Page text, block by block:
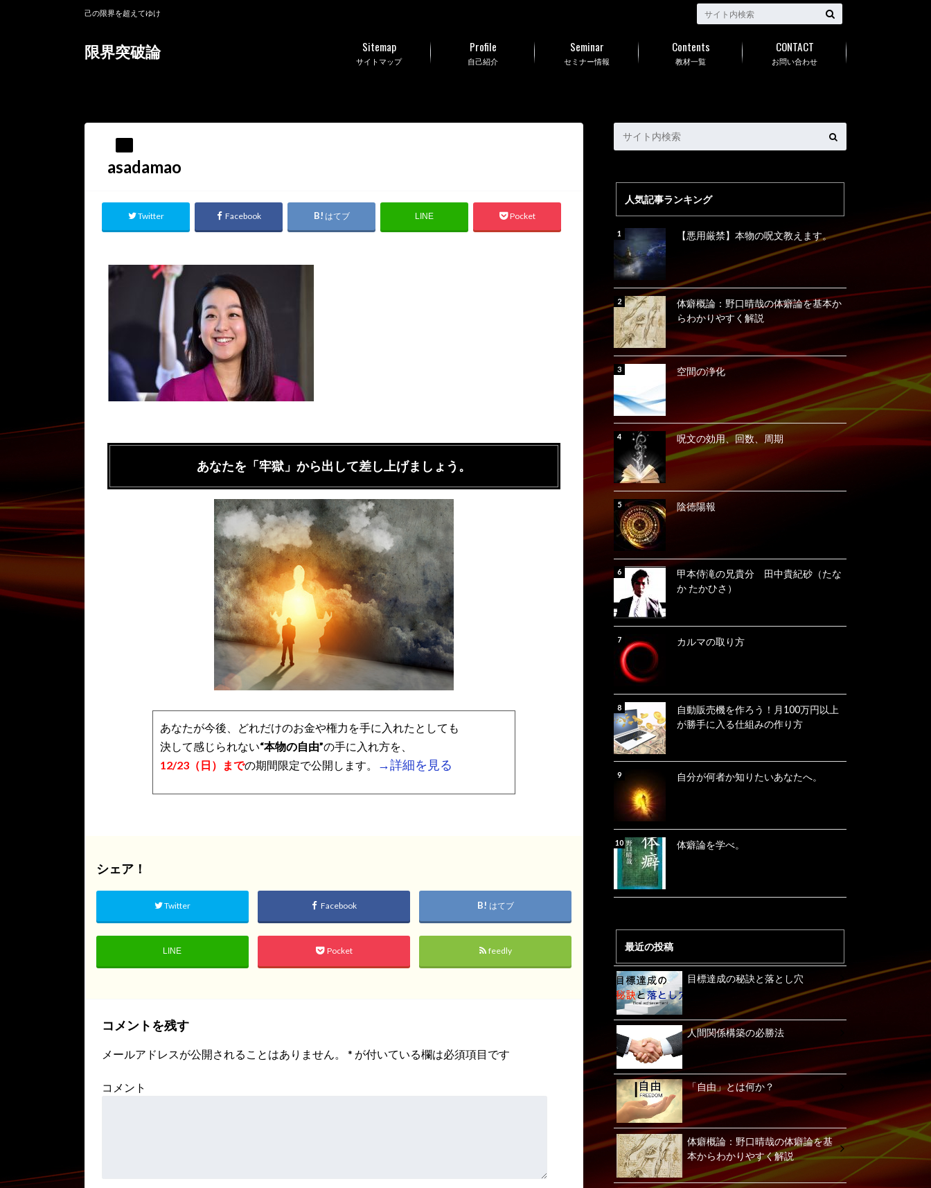
限界突破論
己の限界を超えてゆけ
サイトマップ
Sitemap
自己紹介
Profile
セミナー情報
Seminar
教材一覧
Contents
お問い合わせ
CONTACT
asadamao
Twitter Facebook はてブ LINE Pocket
あなたを「牢獄」から出して差し上げましょう。
あなたが今後、どれだけのお金や権力を手に入れたとしても
決して感じられない“本物の自由”の手に入れ方を、
12/23（日）までの期間限定で公開します。 →詳細を見る
シェア！
Twitter Facebook はてブ
LINE Pocket feedly
コメントを残す
メールアドレスが公開されることはありません。 * が付いている欄は必須項目です
コメント
人気記事ランキング
【悪用厳禁】本物の呪文教えます。
体癖概論：野口晴哉の体癖論を基本か
らわかりやすく解説
空間の浄化
呪文の効用、回数、周期
陰徳陽報
甲本侍滝の兄貴分 田中貴紀砂（たな
か たかひさ）
カルマの取り方
自動販売機を作ろう！月100万円以上
が勝手に入る仕組みの作り方
自分が何者か知りたいあなたへ。
体癖論を学べ。
最近の投稿
目標達成の秘訣と落とし穴
人間関係構築の必勝法
「自由」とは何か？
体癖概論：野口晴哉の体癖論を基
本からわかりやすく解説